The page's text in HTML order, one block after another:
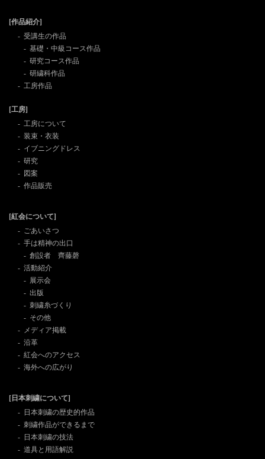
[作品紹介]
受講生の作品
基礎・中級コース作品
研究コース作品
研繍科作品
工房作品
[工房]
工房について
装束・衣装
イブニングドレス
研究
図案
作品販売
[紅会について]
ごあいさつ
手は精神の出口
創設者 齊藤磬
活動紹介
展示会
出版
刺繍糸づくり
その他
メディア掲載
沿革
紅会へのアクセス
海外への広がり
[日本刺繍について]
日本刺繍の歴史的作品
刺繍作品ができるまで
日本刺繍の技法
道具と用語解説